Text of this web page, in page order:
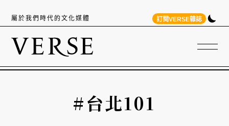
屬於我們時代的文化媒體 訂閱VERSE雜誌
#台北101